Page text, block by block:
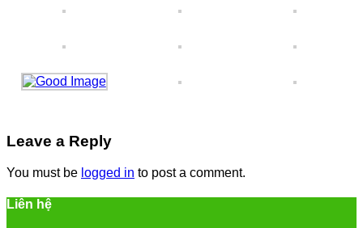
Leave a Reply
You must be logged in to post a comment.
Liên hệ